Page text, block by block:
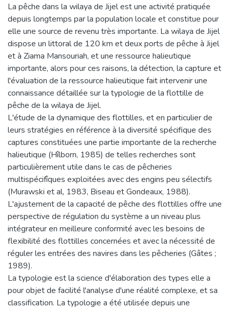
La pêche dans la wilaya de Jijel est une activité pratiquée
depuis longtemps par la population locale et constitue pour
elle une source de revenu très importante. La wilaya de Jijel
dispose un littoral de 120 km et deux ports de pêche à Jijel
et à Ziama Mansouriah, et une ressource halieutique
importante, alors pour ces raisons, la détection, la capture et
l'évaluation de la ressource halieutique fait intervenir une
connaissance détaillée sur la typologie de la flottille de
pêche de la wilaya de Jijel.
L'étude de la dynamique des flottilles, et en particulier de
leurs stratégies en référence à la diversité spécifique des
captures constituées une partie importante de la recherche
halieutique (Hîlborn, 1985) de telles recherches sont
particulièrement utile dans le cas de pêcheries
multispécifîques exploitées avec des engins peu sélectifs
(Murawski et al, 1983, Biseau et Gondeaux, 1988).
L'ajustement de la capacité de pêche des flottilles offre une
perspective de régulation du système a un niveau plus
intégrateur en meilleure conformité avec les besoins de
flexibilité des flottilles concernées et avec la nécessité de
réguler les entrées des navires dans les pêcheries (Gâtes ;
1989).
La typologie est la science d'élaboration des types elle a
pour objet de facilité l'analyse d'une réalité complexe, et sa
classification. La typologie a été utilisée depuis une